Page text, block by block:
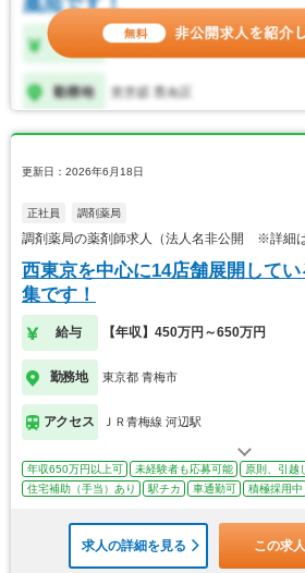
更新日：2026年6月18日
正社員 調剤薬局
調剤薬局の薬剤師求人（法人名非公開 ※詳細は
西東京を中心に14店舗展開して
集です！
給与 【年収】450万円～650万円
勤務地 東京都 青梅市
アクセス ＪＲ青梅線 河辺駅
年収650万円以上可 未経験者も応募可能
原則、引越
住宅補助（手当）あり
駅チカ 車通勤可 積極採用中
求人の詳細を見る この求